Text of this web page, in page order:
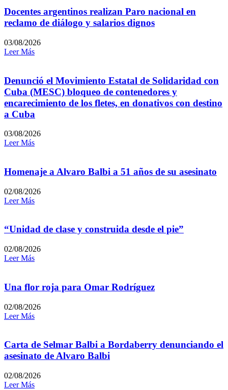
Docentes argentinos realizan Paro nacional en
reclamo de diálogo y salarios dignos
03/08/2026
Leer Más
Denunció el Movimiento Estatal de Solidaridad con
Cuba (MESC) bloqueo de contenedores y
encarecimiento de los fletes, en donativos con destino
a Cuba
03/08/2026
Leer Más
Homenaje a Alvaro Balbi a 51 años de su asesinato
02/08/2026
Leer Más
“Unidad de clase y construida desde el pie”
02/08/2026
Leer Más
Una flor roja para Omar Rodríguez
02/08/2026
Leer Más
Carta de Selmar Balbi a Bordaberry denunciando el
asesinato de Alvaro Balbi
02/08/2026
Leer Más